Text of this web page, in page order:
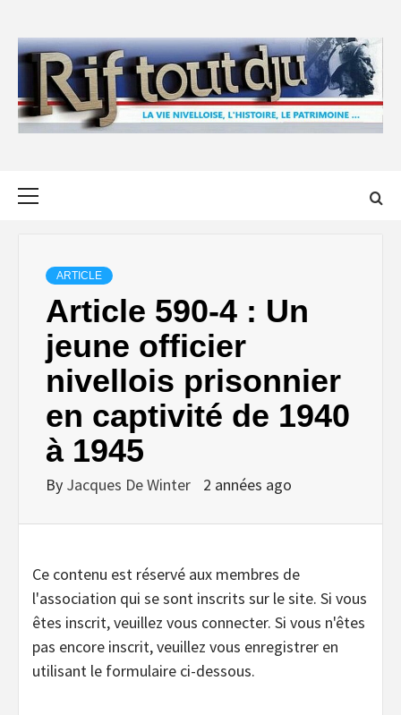
content
ARTICLE
Article 590-4 : Un
jeune officier
nivellois prisonnier
en captivité de 1940
à 1945
By Jacques De Winter 2 années ago
Ce contenu est réservé aux membres de
l'association qui se sont inscrits sur le site. Si vous
êtes inscrit, veuillez vous connecter. Si vous n'êtes
pas encore inscrit, veuillez vous enregistrer en
utilisant le formulaire ci-dessous.